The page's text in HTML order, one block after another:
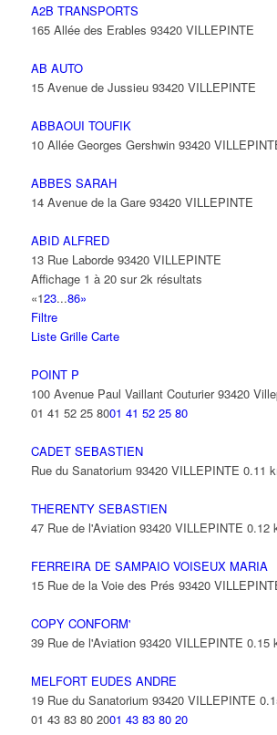
A2B TRANSPORTS
165 Allée des Erables 93420 VILLEPINTE
AB AUTO
15 Avenue de Jussieu 93420 VILLEPINTE
ABBAOUI TOUFIK
10 Allée Georges Gershwin 93420
ABBES SARAH
14 Avenue de la Gare 93420 VILLEPINTE
ABID ALFRED
13 Rue Laborde 93420 VILLEPINTE
Affichage 1 à 20 sur 2k résultats
«123...86»
Filtre
Liste Grille Carte
POINT P
100 Avenue Paul Vaillant Couturier 93420
01 41 52 25 8001 41 52 25 80
CADET SEBASTIEN
Rue du Sanatorium 93420 VILLEPINTE 0.11
THERENTY SEBASTIEN
47 Rue de l'Aviation 93420 VILLEPINTE 0.12
FERREIRA DE SAMPAIO VOISEUX MARIA
15 Rue de la Voie des Prés 93420
COPY CONFORM'
39 Rue de l'Aviation 93420 VILLEPINTE 0.15
MELFORT EUDES ANDRE
19 Rue du Sanatorium 93420 VILLEPINTE
01 43 83 80 2001 43 83 80 20